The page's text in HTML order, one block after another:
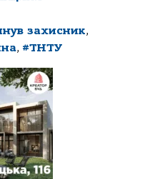
захисник,
, #ТНТУ